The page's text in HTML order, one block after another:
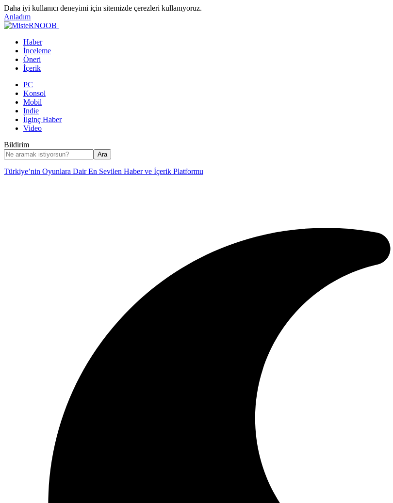
Daha iyi kullanıcı deneyimi için sitemizde çerezleri kullanıyoruz.
Anladım
Haber
İnceleme
Öneri
İçerik
PC
Konsol
Mobil
Indie
İlginç Haber
Video
Bildirim
Türkiye’nin Oyunlara Dair En Sevilen Haber ve İçerik Platformu